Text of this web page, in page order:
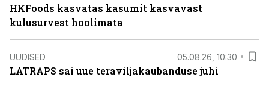
HKFoods kasvatas kasumit kasvavast
kulusurvest hoolimata
UUDISED 05.08.26, 10:30
LATRAPS sai uue teraviljakaubanduse juhi